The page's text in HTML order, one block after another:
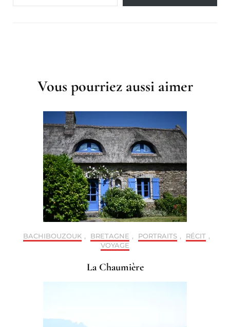
Vous pourriez aussi aimer
BACHIBOUZOUK , BRETAGNE , PORTRAITS , RÉCIT ,
VOYAGE
La Chaumière